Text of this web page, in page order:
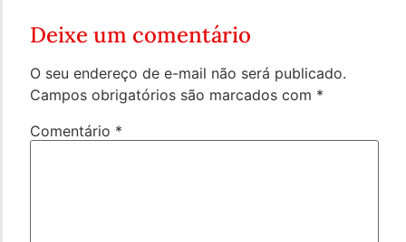
Deixe um comentário
O seu endereço de e-mail não será publicado.
Campos obrigatórios são marcados com *
Comentário *